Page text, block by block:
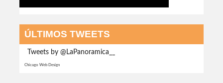
ÚLTIMOS TWEETS
Tweets by @LaPanoramica__
Chicago Web Design